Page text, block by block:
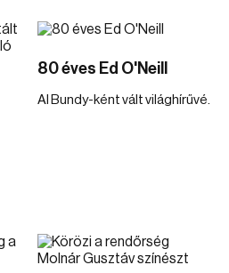
80 éves Ed O'Neill
Al Bundy-ként vált világhírűvé.